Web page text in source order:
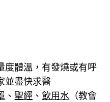
度體溫，有發燒或有呼
並盡快求醫
、聖經 、飲用水 （教會